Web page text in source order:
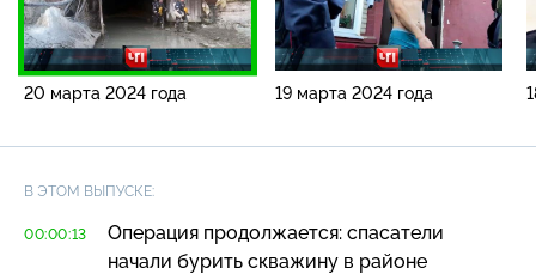
20 марта 2024 года 19 марта 2024 года
В ЭТОМ ВЫПУСКЕ:
00:00:13
Операция продолжается: спасатели
начали бурить скважину в районе